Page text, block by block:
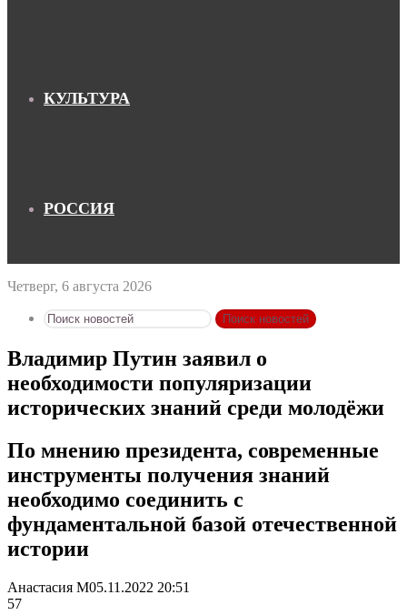
КУЛЬТУРА
РОССИЯ
Четверг, 6 августа 2026
Поиск новостей
Владимир Путин заявил о
необходимости популяризации
исторических знаний среди молодёжи
По мнению президента, современные
инструменты получения знаний
необходимо соединить с
фундаментальной базой отечественной
истории
Анастасия М05.11.2022 20:51
57